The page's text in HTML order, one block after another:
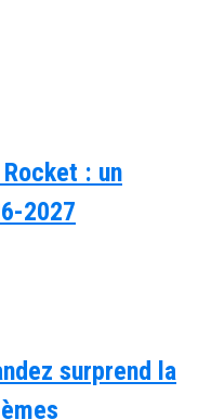
: un
2027
surprend la